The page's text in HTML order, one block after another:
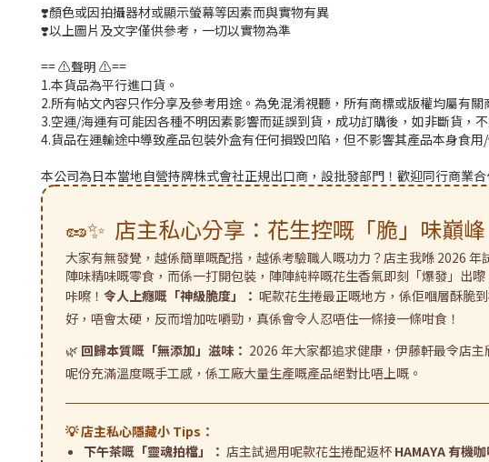
❣️顏色或因拍攝器材或顯示螢幕等因素而與實物有異
❣️以上圖片及文字僅供參考，一切以實物為準
== ⚠️聲明 ⚠️==
1.本貨品為平行進口貨。
2.所有帖文內容只作分享及參考用途。為免混淆視聽，所有商標或版權均屬有關
3.空運/海運有可能因各種不明因素影響而延誤到貨，成功訂購後，如非斷貨，
4.貨品在運輸途中導致產品包裝外盒有任何損毀凹陷，但不影響其產品本身食
本公司為日本當地自營持牌株式會社正規出口商，設批發部門！歡迎同行商業
🥜✨ 店主私心分享：花生控嘅「脆」味巔
大家有無發覺，越係簡單嘅配搭，越係考驗職人嘅功力？店主我喺 2026 年
陣味精味嘅零食，而係一打開包裝，陣陣純粹嘅花生香氣即刻「爆發」出
咔嚓！ 令人上癮嘅「神級脆度」： 呢款花生捲最正嘅地方，係佢嗰層酥脆
好，唔會太硬，反而增加咗嚼勁，真係會令人忍唔住一條接一條咁食！
🌿 回歸本質嘅「無添加」滋味： 2026 年大家都追求健康，伊藤軒最令店
呢份充滿溫度嘅手工感，係工廠大量生產嘅產品絕對比唔上嘅。
💡 店主私心隱藏小 Tips：
下午茶嘅「靈魂拍檔」： 店主試過用呢款花生捲配返杯 HAMAYA 有機